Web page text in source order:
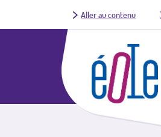
Aller au contenu